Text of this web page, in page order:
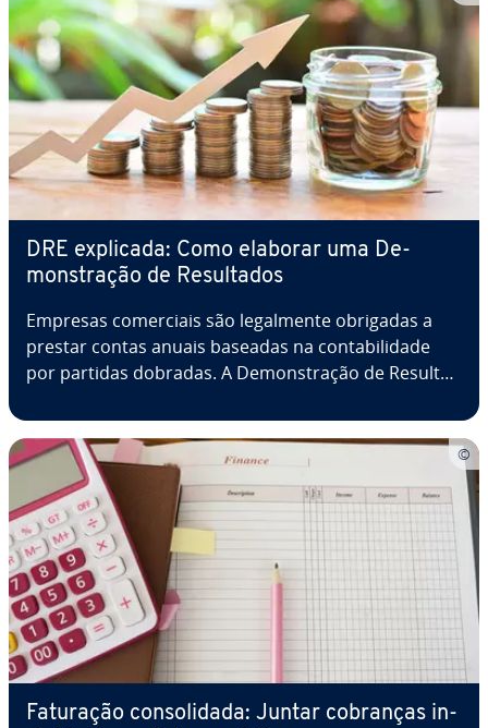
DRE explicada: Como elaborar uma De­
mons­tra­ção de Re­sul­ta­dos
Empresas co­mer­ci­ais são le­gal­mente obrigadas a
prestar contas anuais baseadas na con­ta­bi­li­dade
por partidas dobradas. A De­mons­tra­ção de Re­sul­ta­
revela a evolução durante o período. Ao encerrar
suas contas, é im­por­tante que você…
Faturação con­so­li­dada: Juntar cobranças in­